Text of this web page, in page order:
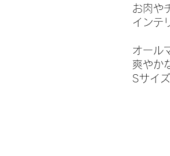
お肉や
インテ
オール
爽やか
Sサイ